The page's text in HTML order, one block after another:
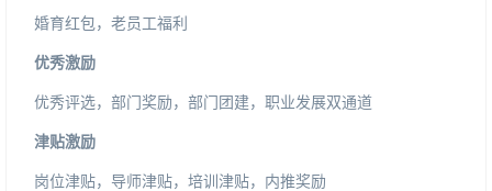
婚育红包，老员工福利
优秀激励
优秀评选，部门奖励，部门团建，职业发展双通道
津贴激励
岗位津贴，导师津贴，培训津贴，内推奖励